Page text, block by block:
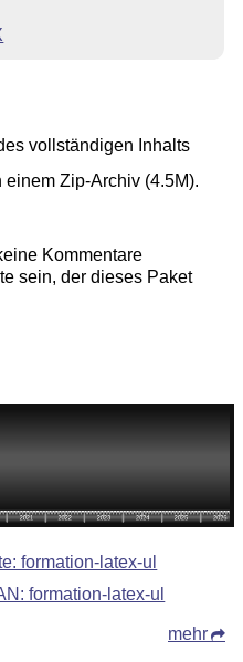
vollständigen Inhalts
Zip-Archiv (4.5M).
Kommentare
sein, der dieses Paket
formation-latex-ul
formation-latex-ul
mehr